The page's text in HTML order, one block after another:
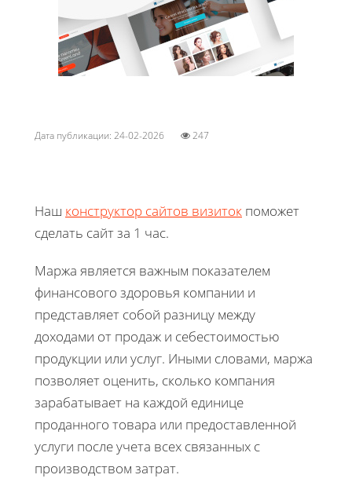
Дата публикации: 24-02-2026 247
Наш конструктор сайтов визиток поможет
сделать сайт за 1 час.
Маржа является важным показателем
финансового здоровья компании и
представляет собой разницу между
доходами от продаж и себестоимостью
продукции или услуг. Иными словами, маржа
позволяет оценить, сколько компания
зарабатывает на каждой единице
проданного товара или предоставленной
услуги после учета всех связанных с
производством затрат.